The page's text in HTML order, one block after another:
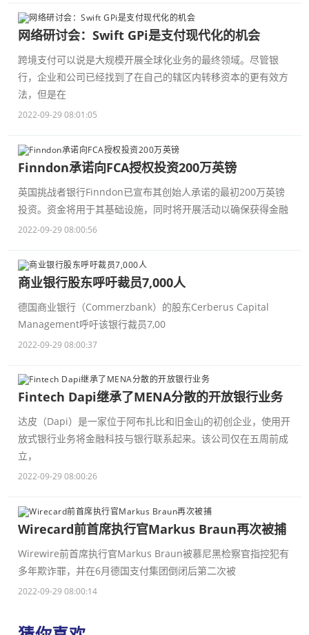
网络研讨会：Swift GPi是支付现代化的机会
跨境支付可以说是大规模开展全球化业务的最终领域。尽管银
行，企业和公司已经找到了在自己的辖区内转移资本的更有效方
法，但是在
2022-09-29 08:01:05
Finndon承诺向FCA授权投资200万英镑
英国挑战者银行Finndon已宣布其创始人承诺的最初200万英镑
投资。资金将用于其基础设施，同时将开展活动以确保获得金融
2022-09-29 08:00:56
商业银行股东呼吁裁员7,000人
德国商业银行（Commerzbank）的股东Cerberus Capital
Management呼吁该银行裁员7,00
2022-09-29 08:00:37
Fintech Dapi继承了MENA分散的开放银行业务
达皮（Dapi）是一家位于阿布扎比和旧金山的初创企业，使用开
放式银行业务将金融科技与银行联系起来。该公司仅在五周前成
立，
2022-09-29 08:00:26
Wirecard前首席执行官Markus Braun再次被捕
Wirewire前首席执行官Markus Braun被慕尼黑检察官指控犯有
多年欺诈罪，并在6月德国支付集团倒闭后第二次被
2022-09-29 08:00:14